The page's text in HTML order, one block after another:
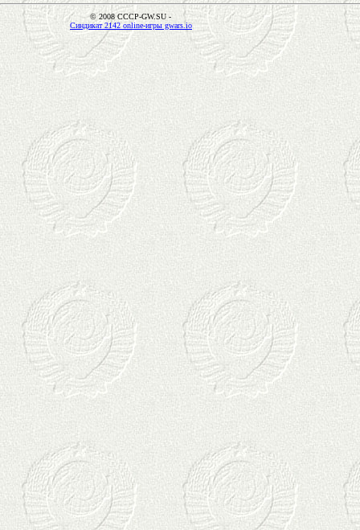
© 2008 CCCP-GW.SU -
Синдикат 2142 online-игры gwars.io